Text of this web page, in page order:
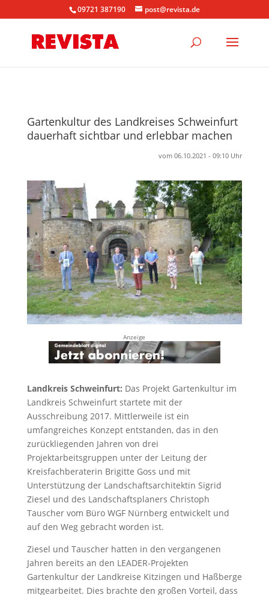
09721 387190 post@revista.de
Gartenkultur des Landkreises Schweinfurt
dauerhaft sichtbar und erlebbar machen
vom 06.10.2021 - 09:10 Uhr
Anzeige
Landkreis Schweinfurt: Das Projekt Gartenkultur im
Landkreis Schweinfurt startete mit der
Ausschreibung 2017. Mittlerweile ist ein
umfangreiches Konzept entstanden, das in den
zurückliegenden Jahren von drei
Projektarbeitsgruppen unter der Leitung der
Kreisfachberaterin Brigitte Goss und mit
Unterstützung der Landschaftsarchitektin Sigrid
Ziesel und des Landschaftsplaners Christoph
Tauscher vom Büro WGF Nürnberg entwickelt und
auf den Weg gebracht worden ist.
Ziesel und Tauscher hatten in den vergangenen
Jahren bereits an den LEADER-Projekten
Gartenkultur der Landkreise Kitzingen und Haßberge
mitgearbeitet. Dies brachte den großen Vorteil, dass